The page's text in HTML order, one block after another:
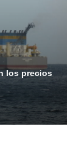
los precios